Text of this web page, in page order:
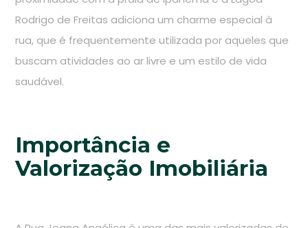
Rodrigo de Freitas adiciona um charme especial à
rua, que é frequentemente utilizada por aqueles que
buscam atividades ao ar livre e um estilo de vida
saudável.
Importância e
Valorização Imobiliária